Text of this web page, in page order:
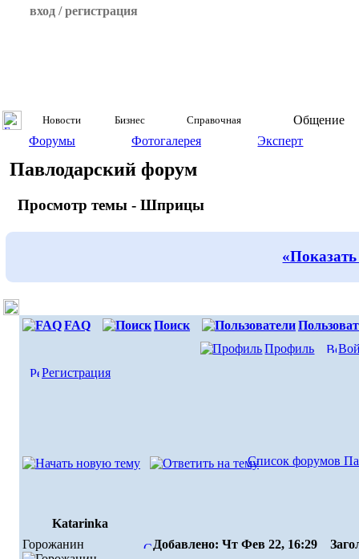
вход / регистрация
Новости Бизнес Справочная
Общение
Форумы
Фотогалерея Эксперт
Павлодарский форум
Просмотр темы - Шприцы
FAQ Поиск
Профиль
Регистрация
Список форумов
Katarinka
Горожанин
Добавлено: Чт Фев 22, 16:29